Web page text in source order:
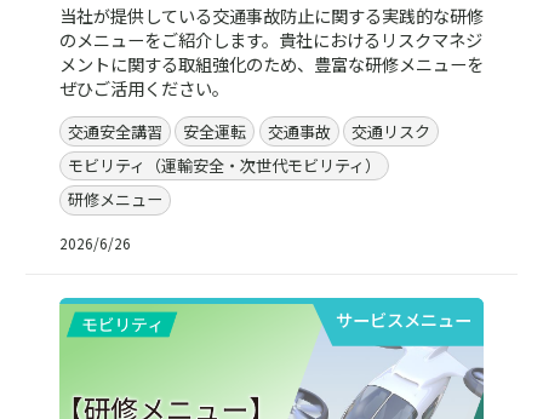
当社が提供している交通事故防止に関する実践的な研修
のメニューをご紹介します。貴社におけるリスクマネジ
メントに関する取組強化のため、豊富な研修メニューを
ぜひご活用ください。
交通安全講習 安全運転 交通事故
交通リスク
モビリティ（運輸安全・次世代モビリティ）
研修メニュー
2026/6/26
サービスメニュー